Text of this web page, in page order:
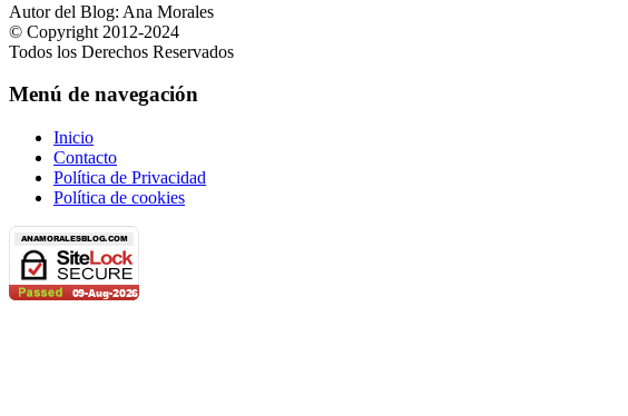
Autor del Blog: Ana Morales
© Copyright 2012-2024
Todos los Derechos Reservados
Menú de navegación
Inicio
Contacto
Política de Privacidad
Política de cookies